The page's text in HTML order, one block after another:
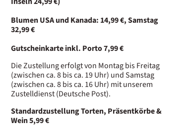
Blumen USA und Kanada: 14,99 €, Samstag
32,99 €
Gutscheinkarte inkl. Porto 7,99 €
Die Zustellung erfolgt von Montag bis Freitag
(zwischen ca. 8 bis ca. 19 Uhr) und Samstag
(zwischen ca. 8 bis ca. 16 Uhr) mit unserem
Zustelldienst (Deutsche Post).
Standardzustellung Torten, Präsentkörbe &
Wein 5,99 €